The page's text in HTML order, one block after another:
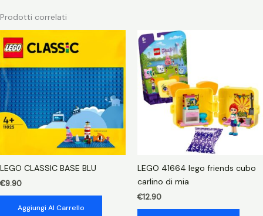
Prodotti correlati
LEGO CLASSIC BASE BLU
€9.90
Aggiungi Al Carrello
LEGO 41664 lego friends cubo
carlino di mia
€12.90